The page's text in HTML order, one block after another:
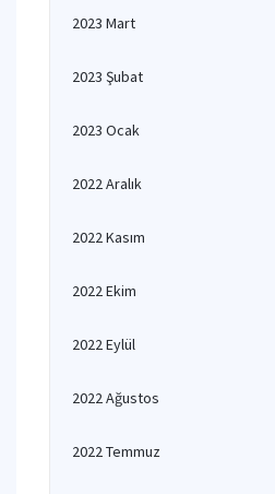
2023 Mart
2023 Şubat
2023 Ocak
2022 Aralık
2022 Kasım
2022 Ekim
2022 Eylül
2022 Ağustos
2022 Temmuz